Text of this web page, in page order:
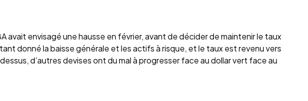
avait envisagé une hausse en février, avant de décider de maintenir le taux
donné la baisse générale et les actifs à risque, et le taux est revenu vers
d’autres devises ont du mal à progresser face au dollar vert face au